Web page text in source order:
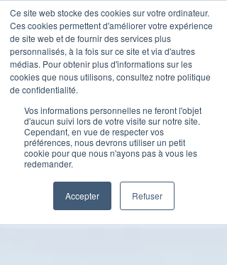
Ce site web stocke des cookies sur votre ordinateur.
Ces cookies permettent d'améliorer votre expérience
de site web et de fournir des services plus
personnalisés, à la fois sur ce site et via d'autres
médias. Pour obtenir plus d'informations sur les
cookies que nous utilisons, consultez notre politique
de confidentialité.
Vos informations personnelles ne feront l'objet
d'aucun suivi lors de votre visite sur notre site.
Cependant, en vue de respecter vos
préférences, nous devrons utiliser un petit
cookie pour que nous n'ayons pas à vous les
redemander.
Accepter Refuser
Publications